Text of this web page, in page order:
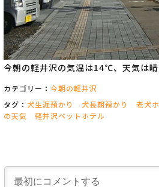
今朝の軽井沢の気温は14℃、天気は晴
カテゴリー： 今朝の軽井沢
タグ： 犬生涯預かり 犬長期預かり 老犬
の天気
軽井沢ペットホテル